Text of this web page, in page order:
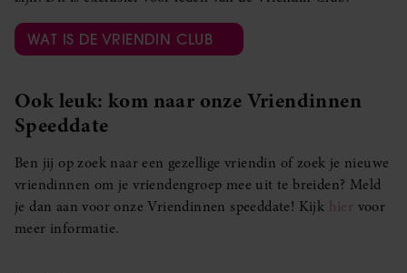
WAT IS DE VRIENDIN CLUB
Ook leuk: kom naar onze Vriendinnen
Speeddate
Ben jij op zoek naar een gezellige vriendin of zoek je nieuwe
vriendinnen om je vriendengroep mee uit te breiden? Meld
je dan aan voor onze Vriendinnen speeddate! Kijk hier voor
meer informatie.